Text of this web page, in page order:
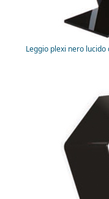
Leggio plexi nero